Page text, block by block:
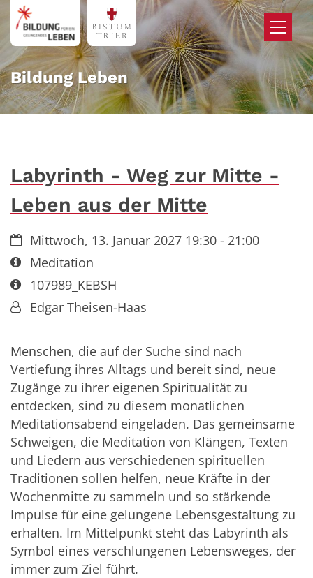
Zum Inhalt springen
Bildung Leben
Labyrinth - Weg zur Mitte -
Leben aus der Mitte
Datum:Mittwoch, 13. Januar 2027 19:30 - 21:00
Art bzw. Nummer:
Meditation
Art bzw. Nummer:
107989_KEBSH
Von:Edgar Theisen-Haas
Menschen, die auf der Suche sind nach
Vertiefung ihres Alltags und bereit sind, neue
Zugänge zu ihrer eigenen Spiritualität zu
entdecken, sind zu diesem monatlichen
Meditationsabend eingeladen. Das gemeinsame
Schweigen, die Meditation von Klängen, Texten
und Liedern aus verschiedenen spirituellen
Traditionen sollen helfen, neue Kräfte in der
Wochenmitte zu sammeln und so stärkende
Impulse für eine gelungene Lebensgestaltung zu
erhalten. Im Mittelpunkt steht das Labyrinth als
Symbol eines verschlungenen Lebensweges, der
immer zum Ziel führt.